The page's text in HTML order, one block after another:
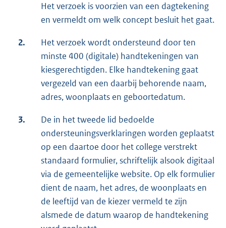
Het verzoek is voorzien van een dagtekening
en vermeldt om welk concept besluit het gaat.
2.
Het verzoek wordt ondersteund door ten
minste 400 (digitale) handtekeningen van
kiesgerechtigden. Elke handtekening gaat
vergezeld van een daarbij behorende naam,
adres, woonplaats en geboortedatum.
3.
De in het tweede lid bedoelde
ondersteuningsverklaringen worden geplaatst
op een daartoe door het college verstrekt
standaard formulier, schriftelijk alsook digitaal
via de gemeentelijke website. Op elk formulier
dient de naam, het adres, de woonplaats en
de leeftijd van de kiezer vermeld te zijn
alsmede de datum waarop de handtekening